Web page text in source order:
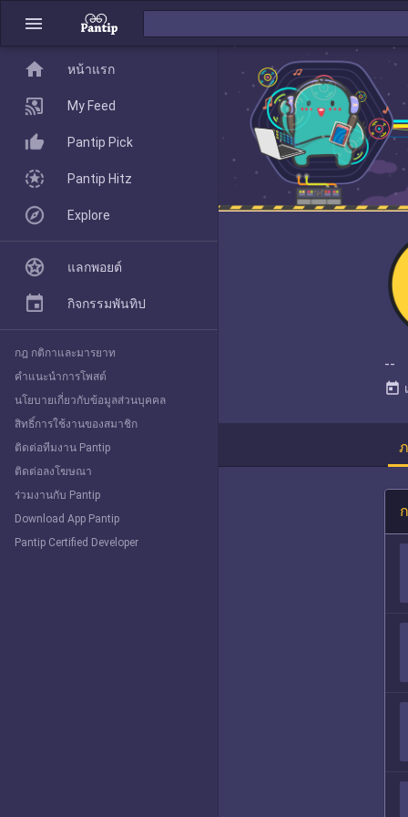
menu
--
today
home
Pantip Pick
Explore
home หน้าแรก
My Feed
Pantip Pick
Pantip Hitz
Explore
แลกพอยต์
กิจกรรมพันทิป
กฎ กติกาและมารยาท
คำแนะนำการโพสต์
นโยบายเกี่ยวกับข้อมูลส่วนบุคคล
สิทธิ์การใช้งานของสมาชิก
ติดต่อทีมงาน Pantip
ติดต่อลงโฆษณา
ร่วมงานกับ Pantip
Download App Pantip
Pantip Certified Developer